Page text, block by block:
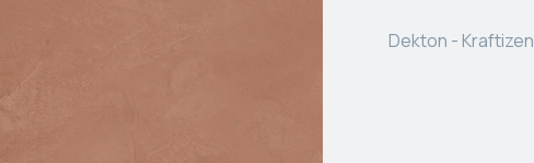
Dekton - Kraftizen